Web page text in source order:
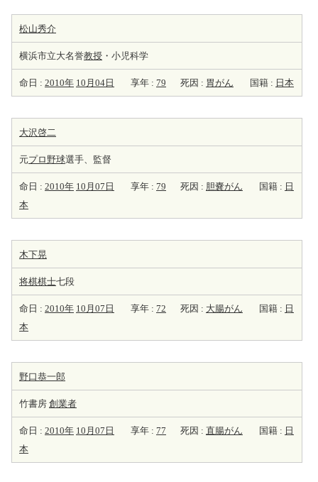
松山秀介
横浜市立大名誉教授 ・小児科学
命日 : 2010年 10月04日 享年 : 79 死因 : 胃がん 国籍 : 日本
大沢啓二
元プロ野球選手、監督
命日 : 2010年 10月07日 享年 : 79 死因 : 胆嚢がん 国籍 : 日
本
木下晃
将棋棋士七段
命日 : 2010年 10月07日 享年 : 72 死因 : 大腸がん 国籍 : 日
本
野口恭一郎
竹書房 創業者
命日 : 2010年 10月07日 享年 : 77 死因 : 直腸がん 国籍 : 日
本